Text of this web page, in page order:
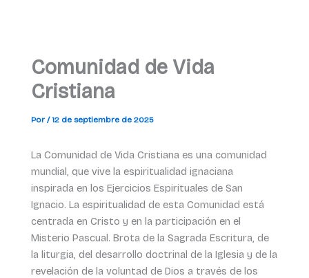
Comunidad de Vida
Cristiana
Por /12 de septiembre de 2025
La Comunidad de Vida Cristiana es una comunidad
mundial, que vive la espiritualidad ignaciana
inspirada en los Ejercicios Espirituales de San
Ignacio. La espiritualidad de esta Comunidad está
centrada en Cristo y en la participación en el
Misterio Pascual. Brota de la Sagrada Escritura, de
la liturgia, del desarrollo doctrinal de la Iglesia y de la
revelación de la voluntad de Dios a través de los